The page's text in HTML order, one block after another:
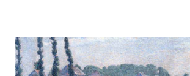
RÉSULTATS